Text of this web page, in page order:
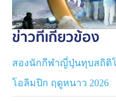
ข่าวที่เกี่ยวข้อง
สองนักกีฬาญี่ปุ่นทุบสถิติ
โอลิมปิก ฤดูหนาว 2026